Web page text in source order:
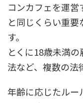
コンカフェを運
と同じくらい重
す。
とくに18歳未満
法など、複数の法
年齢に応じたルー